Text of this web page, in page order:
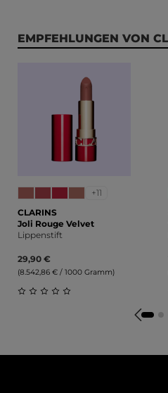
Produktgalerie
EMPFEHLUNGEN VON
+11
CLARINS
Joli Rouge Velvet
Lippenstift
29,90 €
(8.542,86 € / 1000 Gramm)
Durchschnittliche